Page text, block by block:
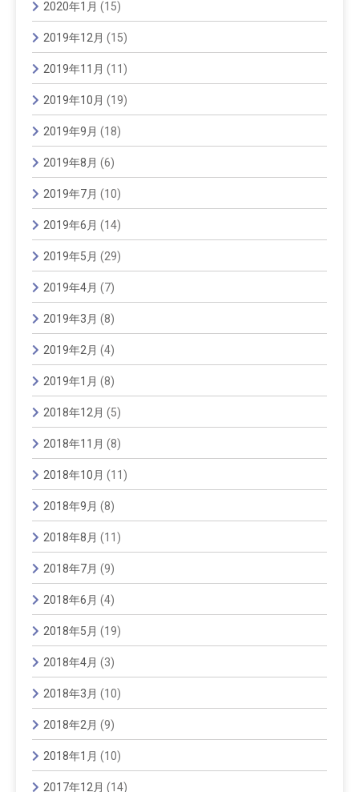
2020年1月 (15)
2019年12月 (15)
2019年11月 (11)
2019年10月 (19)
2019年9月 (18)
2019年8月 (6)
2019年7月 (10)
2019年6月 (14)
2019年5月 (29)
2019年4月 (7)
2019年3月 (8)
2019年2月 (4)
2019年1月 (8)
2018年12月 (5)
2018年11月 (8)
2018年10月 (11)
2018年9月 (8)
2018年8月 (11)
2018年7月 (9)
2018年6月 (4)
2018年5月 (19)
2018年4月 (3)
2018年3月 (10)
2018年2月 (9)
2018年1月 (10)
2017年12月 (14)